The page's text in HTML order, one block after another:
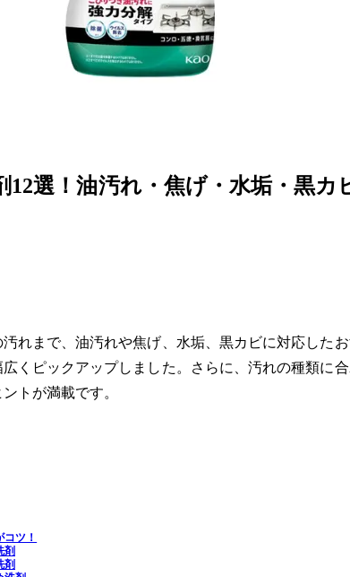
選！油汚れ・焦げ・水垢・黒カ
れまで、油汚れや焦げ、水垢、黒カビに対応し
くピックアップしました。さらに、汚れの種類に
トが満載です。
ツ！
剤
剤